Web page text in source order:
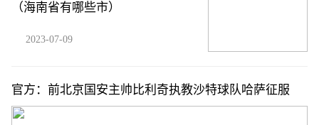
（海南省有哪些市）
2023-07-09
官方：前北京国安主帅比利奇执教沙特球队哈萨征服